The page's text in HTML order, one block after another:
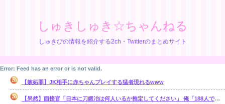
しゅきしゅき☆ちゃんねる
しゅきぴの情報を紹介する2ch・Twitterのまとめサイト
Error: Feed has an error or is not valid.
【嫉妬罪】JK相手に赤ちゃんプレイする猛者現れるwww
【呆然】面接官「日本に刀鍛冶は何人いるか推定してください」 俺「188人です」 面接官「どういう風に考えましたか？」俺「知ってました」⇒結果www